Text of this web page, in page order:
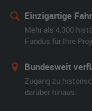
Einzigartige
Mehr als 4.300
Fundus für Ihre
Bundesweit
Zugang zu
darüber hinaus.